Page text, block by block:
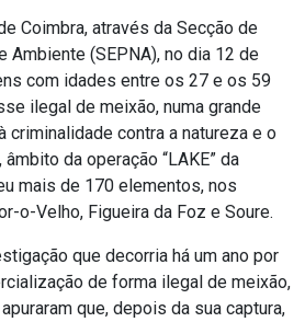
Coimbra, através da Secção de
Ambiente (SEPNA), no dia 12 de
com idades entre os 27 e os 59
ilegal de meixão, numa grande
criminalidade contra a natureza e o
da operação “LAKE” da
mais de 170 elementos, nos
o-Velho, Figueira da Foz e Soure.
que decorria há um ano por
de forma ilegal de meixão,
que, depois da sua captura,